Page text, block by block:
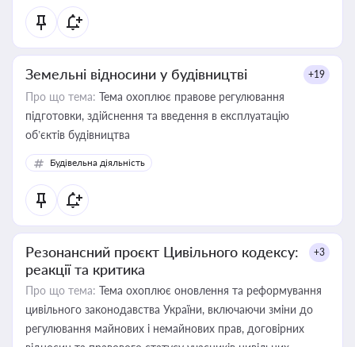
Земельні відносини у будівництві +19
Про що тема: Тема охоплює правове регулювання
підготовки, здійснення та введення в експлуатацію
об’єктів будівництва
Будівельна діяльність
Резонансний проєкт Цивільного кодексу:
реакції та критика
+3
Про що тема: Тема охоплює оновлення та реформування
цивільного законодавства України, включаючи зміни до
регулювання майнових і немайнових прав, договірних